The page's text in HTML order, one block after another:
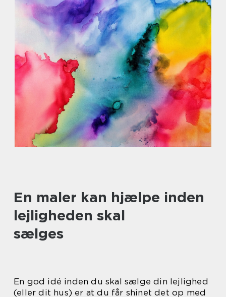
En maler kan hjælpe inden
lejligheden skal
sælges
En god idé inden du skal sælge din lejlighed
(eller dit hus) er at du får shinet det op med